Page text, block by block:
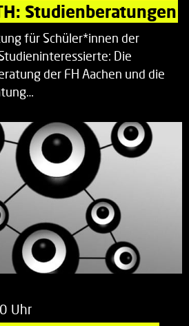
Studienberatungen
für Schüler*innen der
Die
der FH Aachen und die
Uhr